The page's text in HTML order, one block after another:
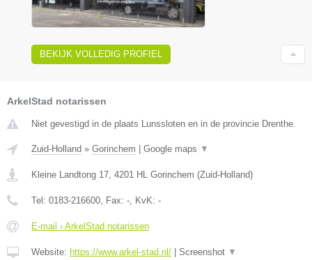
BEKIJK VOLLEDIG PROFIEL
ArkelStad notarissen
Niet gevestigd in de plaats Lunssloten en in de provincie Drenthe.
Zuid-Holland » Gorinchem Google maps ▼
Kleine Landtong 17, 4201 HL Gorinchem (Zuid-Holland)
Tel: 0183-216600, Fax: -, KvK: -
E-mail › ArkelStad notarissen
Website: https://www.arkel-stad.nl/ Screenshot ▼